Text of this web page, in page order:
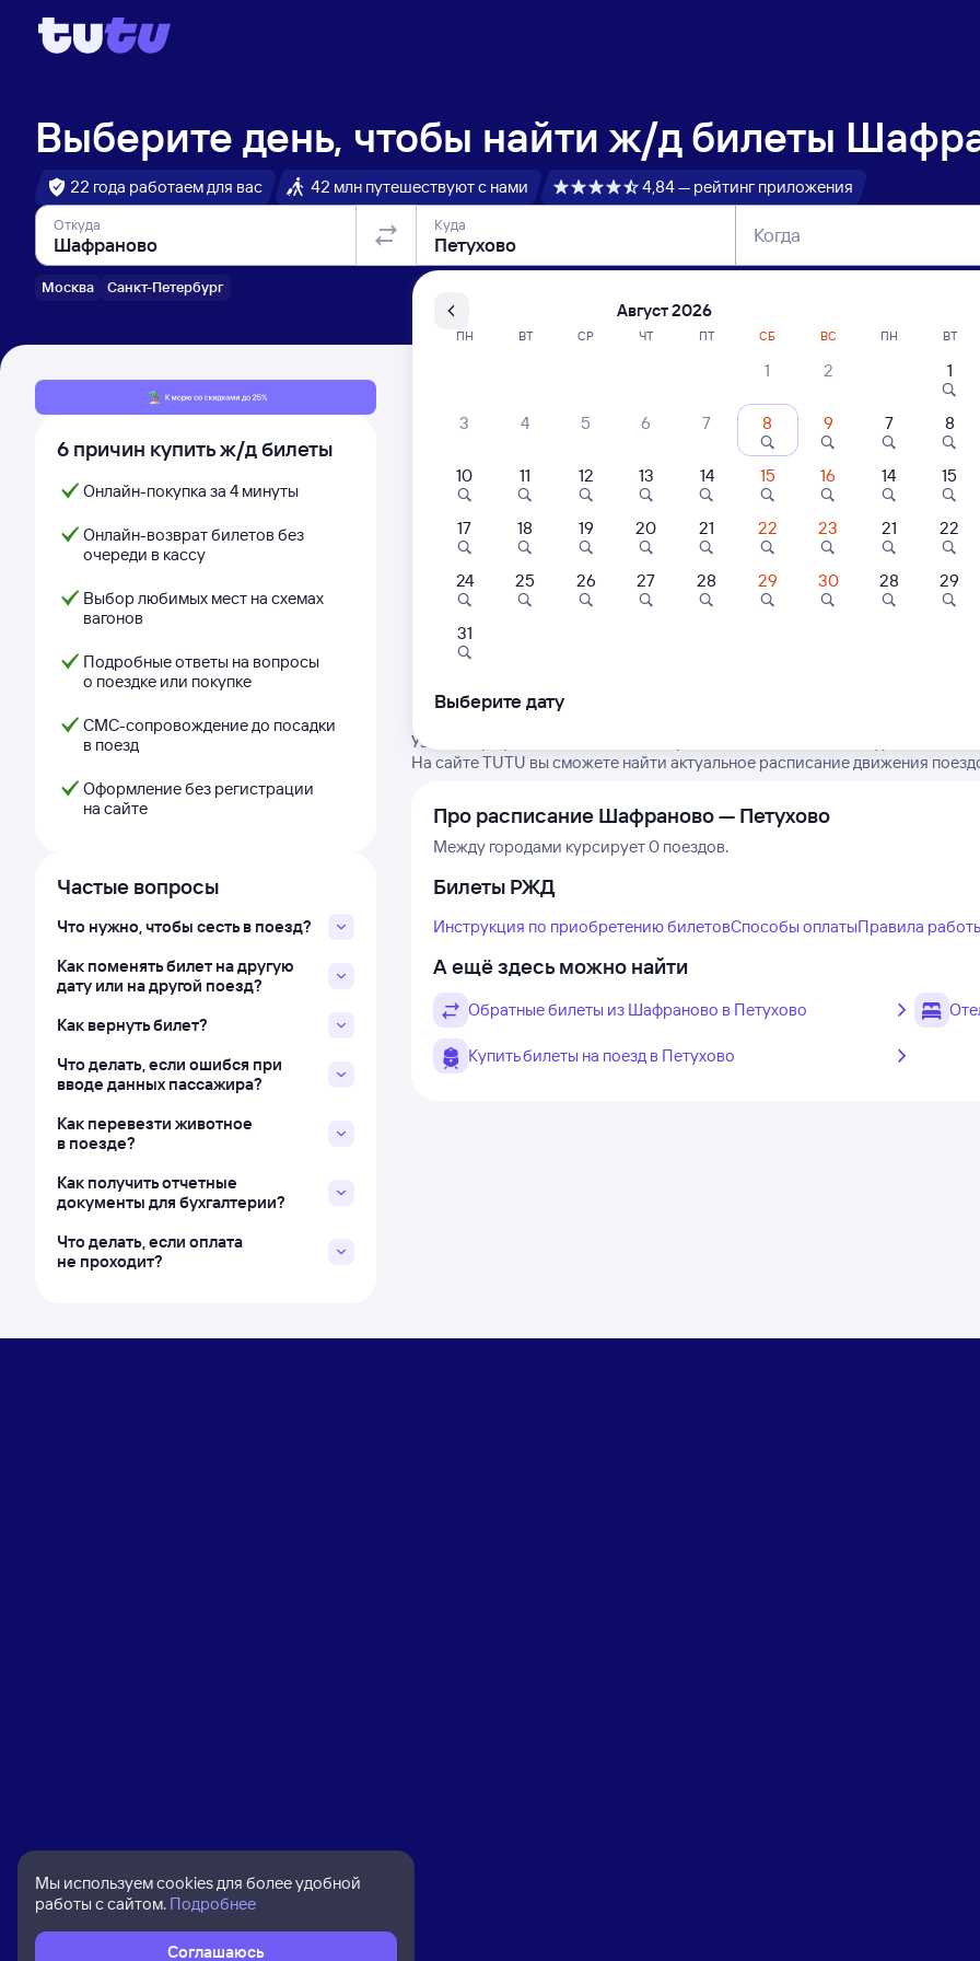
Выберите день, чтобы найти ж/д билеты
22 года работаем для вас 42 млн путешествуют с нами 4,84 — рейтинг приложения
Откуда
Москва Санкт-Петербург
Куда Когда
6 причин купить ж/д билеты
Онлайн-покупка за 4 минуты
Онлайн-возврат билетов без
очереди в кассу
Выбор любимых мест на схемах
вагонов
Подробные ответы на вопросы
о поездке или покупке
СМС-сопровождение до посадки
в поезд
Оформление без регистрации
на сайте
Частые вопросы
Что нужно, чтобы сесть в поезд?
Как поменять билет на другую
дату или на другой поезд?
Как вернуть билет?
Что делать, если ошибся при
вводе данных пассажира?
Как перевезти животное
в поезде?
Как получить отчетные
документы для бухгалтерии?
Что делать, если оплата
не проходит?
Расписание поездов Шафраново — Петухово
Нет рейсов по
Узнайте график движения пассажирских поездов РЖД из Шафраново в
На сайте TUTU вы сможете найти актуальное расписание движения
Про расписание Шафраново — Петухово
Между городами курсирует 0 поездов.
Билеты РЖД
Инструкция по приобретению билетовСпособы оплатыПравила
А ещё здесь можно найти
Обратные билеты из Шафраново в Петухово
Купить билеты на поезд в Петухово
Мы используем cookies для более удобной
работы с сайтом. Подробнее
Соглашаюсь
Август 2026
ПН ВТ СР ЧТ ПТ СБ ВС
1 2
3 4 5 6 7 8 9
10 11 12 13 14 15 16
17 18 19 20 21 22 23
24 25 26 27 28 29 30
31
ПН ВТ
1
7 8
14 15
21 22
28 29
Выберите дату